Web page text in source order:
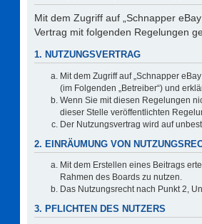
Mit dem Zugriff auf „Schnapper
Vertrag mit folgenden Regelungen
1. NUTZUNGSVERTRAG
Mit dem Zugriff auf „Schnapper
(im Folgenden „Betreiber“) und
Wenn Sie mit diesen Regelungen
dieser Stelle veröffentlichten
Der Nutzungsvertrag wird auf
2. EINRÄUMUNG VON
Mit dem Erstellen eines Beitrags
Rahmen des Boards zu nutzen.
Das Nutzungsrecht nach Punkt 2,
3. PFLICHTEN DES NUTZERS